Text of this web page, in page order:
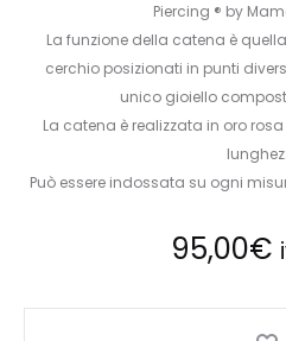
Piercing ® by
La funzione della catena è
cerchio posizionati in punti
unico gioiello
La catena è realizzata in oro
Può essere indossata su ogni
95,00€